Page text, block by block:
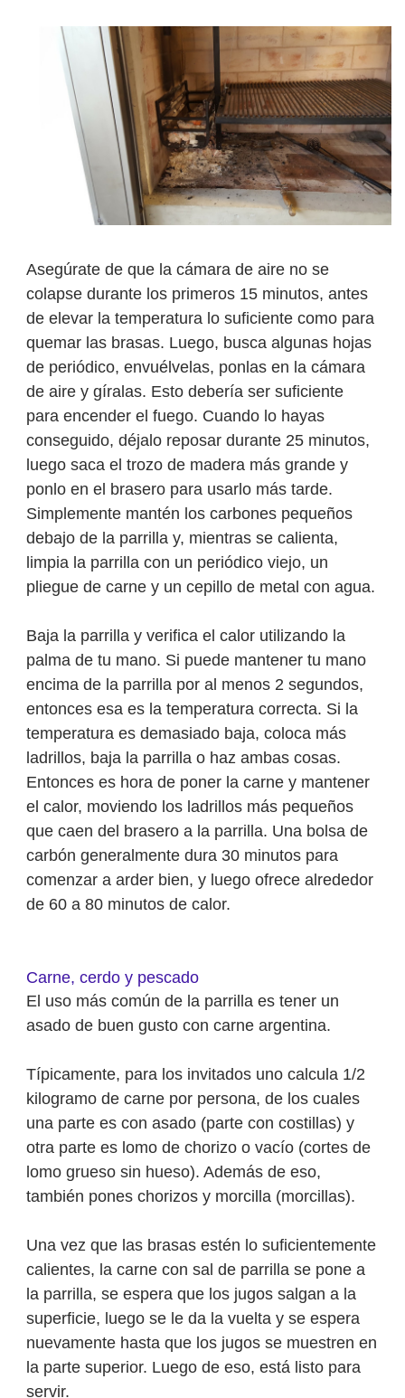
Asegúrate de que la cámara de aire no se
colapse durante los primeros 15 minutos, antes
de elevar la temperatura lo suficiente como para
quemar las brasas. Luego, busca algunas hojas
de periódico, envuélvelas, ponlas en la cámara
de aire y gíralas. Esto debería ser suficiente
para encender el fuego. Cuando lo hayas
conseguido, déjalo reposar durante 25 minutos,
luego saca el trozo de madera más grande y
ponlo en el brasero para usarlo más tarde.
Simplemente mantén los carbones pequeños
debajo de la parrilla y, mientras se calienta,
limpia la parrilla con un periódico viejo, un
pliegue de carne y un cepillo de metal con agua.
Baja la parrilla y verifica el calor utilizando la
palma de tu mano. Si puede mantener tu mano
encima de la parrilla por al menos 2 segundos,
entonces esa es la temperatura correcta. Si la
temperatura es demasiado baja, coloca más
ladrillos, baja la parrilla o haz ambas cosas.
Entonces es hora de poner la carne y mantener
el calor, moviendo los ladrillos más pequeños
que caen del brasero a la parrilla. Una bolsa de
carbón generalmente dura 30 minutos para
comenzar a arder bien, y luego ofrece alrededor
de 60 a 80 minutos de calor.
Carne, cerdo y pescado
El uso más común de la parrilla es tener un
asado de buen gusto con carne argentina.
Típicamente, para los invitados uno calcula 1/2
kilogramo de carne por persona, de los cuales
una parte es con asado (parte con costillas) y
otra parte es lomo de chorizo o vacío (cortes de
lomo grueso sin hueso). Además de eso,
también pones chorizos y morcilla (morcillas).
Una vez que las brasas estén lo suficientemente
calientes, la carne con sal de parrilla se pone a
la parrilla, se espera que los jugos salgan a la
superficie, luego se le da la vuelta y se espera
nuevamente hasta que los jugos se muestren en
la parte superior. Luego de eso, está listo para
servir.